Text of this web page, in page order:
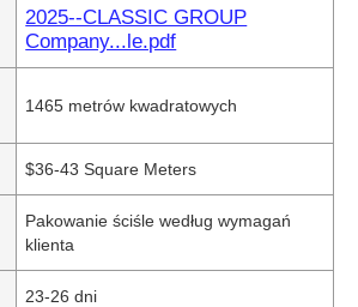
2025--CLASSIC GROUP
Company...le.pdf
1465 metrów kwadratowych
$36-43 Square Meters
Pakowanie ściśle według wymagań
klienta
23-26 dni